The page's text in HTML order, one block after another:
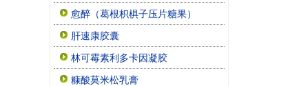
愈醉（葛根枳椇子压片糖果）
肝速康胶囊
林可霉素利多卡因凝胶
糠酸莫米松乳膏